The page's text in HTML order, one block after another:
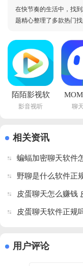
在快节奏的生活中，找
题精心整理了多款热门
场景下的交友需求。陌
功能，其极速版和弱网
陌陌影视软
件下载安装
v1.0.2 最新
影音视听
免
聊
相关资讯
蝙蝠加密聊天软件
野聊是什么软件正
皮蛋聊天怎么赚钱
皮蛋聊天软件正规
用户评论